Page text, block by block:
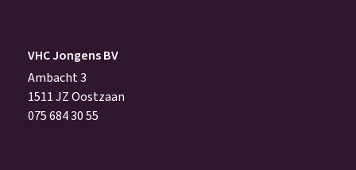
VHC Jongens BV
Ambacht 3
1511 JZ Oostzaan
075 684 30 55